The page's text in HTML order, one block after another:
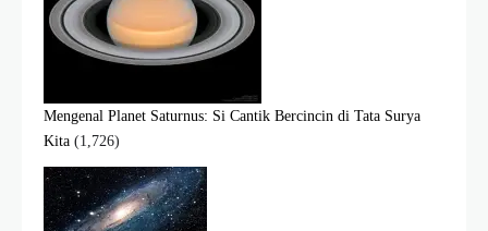
Mengenal Planet Saturnus: Si Cantik Bercincin di Tata Surya
Kita (1,726)